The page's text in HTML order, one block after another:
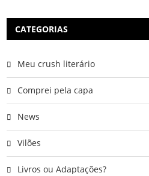
CATEGORIAS
Meu crush literário
Comprei pela capa
News
Vilões
Livros ou Adaptações?